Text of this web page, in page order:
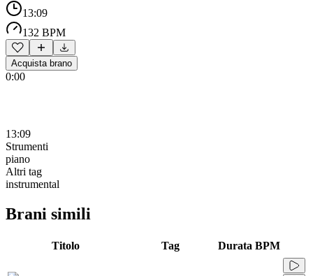
13:09
132 BPM
Acquista brano
0:00
13:09
Strumenti
piano
Altri tag
instrumental
Brani simili
Titolo Tag Durata BPM